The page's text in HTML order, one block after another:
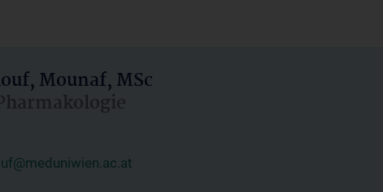
Mounaf, MSc